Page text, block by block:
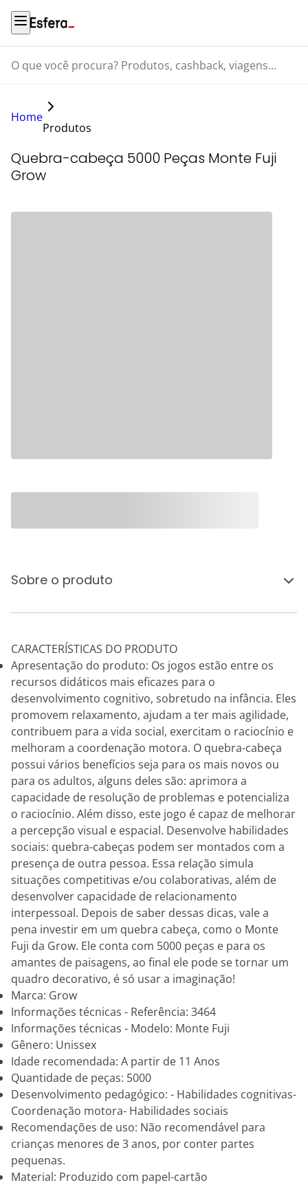
O que você procura? Produtos, cashback, viagens...
Home
Produtos
Quebra-cabeça 5000 Peças Monte Fuji
Grow
Sobre o produto
CARACTERÍSTICAS DO PRODUTO
Apresentação do produto: Os jogos estão entre os
recursos didáticos mais eficazes para o
desenvolvimento cognitivo, sobretudo na infância. Eles
promovem relaxamento, ajudam a ter mais agilidade,
contribuem para a vida social, exercitam o raciocínio e
melhoram a coordenação motora. O quebra-cabeça
possui vários benefícios seja para os mais novos ou
para os adultos, alguns deles são: aprimora a
capacidade de resolução de problemas e potencializa
o raciocínio. Além disso, este jogo é capaz de melhorar
a percepção visual e espacial. Desenvolve habilidades
sociais: quebra-cabeças podem ser montados com a
presença de outra pessoa. Essa relação simula
situações competitivas e/ou colaborativas, além de
desenvolver capacidade de relacionamento
interpessoal. Depois de saber dessas dicas, vale a
pena investir em um quebra cabeça, como o Monte
Fuji da Grow. Ele conta com 5000 peças e para os
amantes de paisagens, ao final ele pode se tornar um
quadro decorativo, é só usar a imaginação!
Marca: Grow
Informações técnicas - Referência: 3464
Informações técnicas - Modelo: Monte Fuji
Gênero: Unissex
Idade recomendada: A partir de 11 Anos
Quantidade de peças: 5000
Desenvolvimento pedagógico: - Habilidades cognitivas-
Coordenação motora- Habilidades sociais
Recomendações de uso: Não recomendável para
crianças menores de 3 anos, por conter partes
pequenas.
Material: Produzido com papel-cartão